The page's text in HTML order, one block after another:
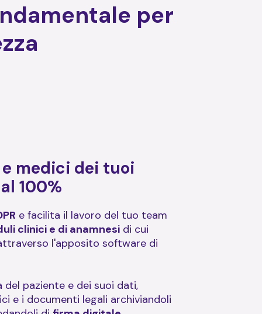
per
medici dei tuoi
100%
e facilita il lavoro del tuo team
clinici e di anamnesi di cui
l'apposito software di
del paziente e dei suoi dati,
e i documenti legali archiviandoli